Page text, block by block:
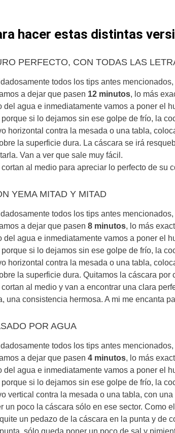
hacer estas distintas
PERFECTO, CON TODAS LAS
todos los tips antes
a dejar que pasen 12 minutos, lo más
del agua e inmediatamente vamos a poner el
si lo dejamos sin ese golpe de frío, la
horizontal contra la mesada o una tabla,
la superficie dura. La cáscara se irá
Van a ver que sale muy fácil.
al medio para apreciar lo perfecto de su
YEMA MITAD Y MITAD
todos los tips antes
a dejar que pasen 8 minutos, lo más
del agua e inmediatamente vamos a poner el
si lo dejamos sin ese golpe de frío, la
horizontal contra la mesada o una tabla,
la superficie dura. Quitamos la cáscara por
al medio y van a encontrar una clara
una consistencia hermosa. A mi me encanta
POR AGUA
todos los tips antes
a dejar que pasen 4 minutos, lo más
del agua e inmediatamente vamos a poner el
si lo dejamos sin ese golpe de frío, la
vertical contra la mesada o una tabla, con
un poco la cáscara sólo en ese sector. Como
un pedazo de la cáscara en la punta y de
sólo queda poner un poco de sal y